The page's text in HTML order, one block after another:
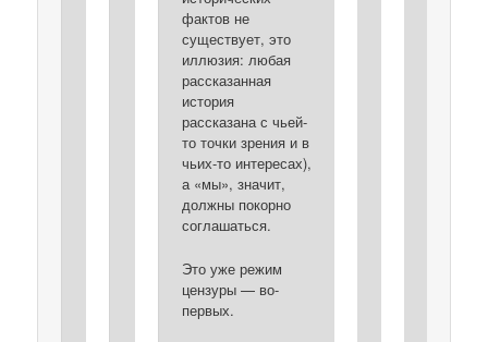
фактов не
существует, это
иллюзия: любая
рассказанная
история
рассказана с чьей-
то точки зрения и в
чьих-то интересах),
а «мы», значит,
должны покорно
соглашаться.
Это уже режим
цензуры — во-
первых.